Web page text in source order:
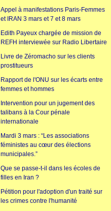
Appel à manifestations Paris-Femmes
et IRAN 3 mars et 7 et 8 mars
Edith Payeux chargée de mission de
REFH interviewée sur Radio Libertaire
Livre de Zéromacho sur les clients
prostitueurs
Rapport de l'ONU sur les écarts entre
femmes et hommes
Intervention pour un jugement des
talibans à la Cour pénale
internationale
Mardi 3 mars : “Les associations
féministes au cœur des élections
municipales.”
Que se passe-t-il dans les écoles de
filles en Iran ?
Pétition pour l'adoption d'un traité sur
les crimes contre l'humanité